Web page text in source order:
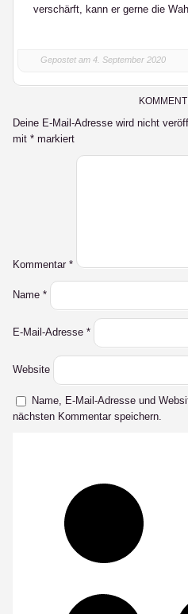
verschärft, kann er gerne die
Gepostet am 4. September 2020
Deine E-Mail-Adresse wird nicht
mit * markiert
Kommentar *
Name *
E-Mail-Adresse *
Website
Name, E-Mail-Adresse und
nächsten Kommentar speichern.